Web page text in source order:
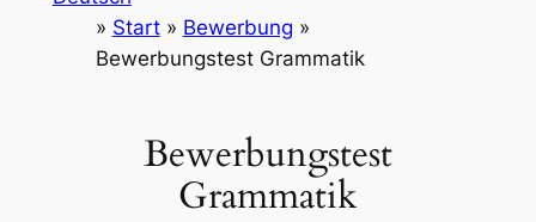
» Start» Bewerbung »
Bewerbungstest Grammatik
Bewerbungstest
Grammatik